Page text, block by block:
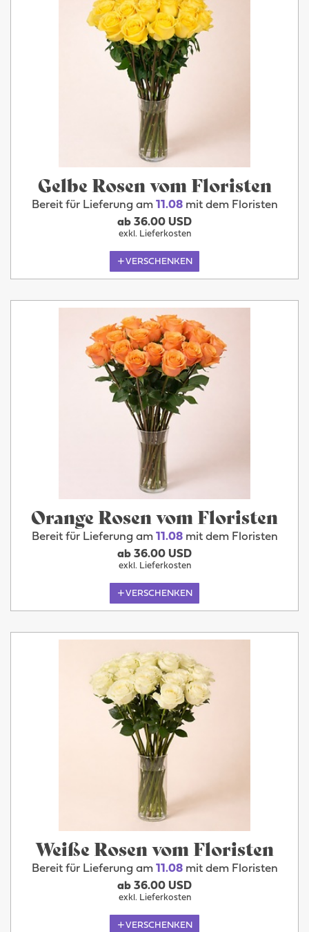
Gelbe Rosen vom Floristen
Bereit für Lieferung am 11.08mit dem Floristen
ab 36.00 USD
exkl. Lieferkosten
VERSCHENKEN
Orange Rosen vom Floristen
Bereit für Lieferung am 11.08mit dem Floristen
ab 36.00 USD
exkl. Lieferkosten
VERSCHENKEN
Weiße Rosen vom Floristen
Bereit für Lieferung am 11.08mit dem Floristen
ab 36.00 USD
exkl. Lieferkosten
VERSCHENKEN